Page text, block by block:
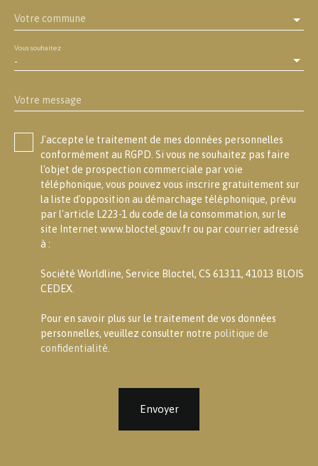
Votre commune
-
Vous souhaitez
Votre message
J'accepte le traitement de mes données personnelles
conformément au RGPD. Si vous ne souhaitez pas faire
l'objet de prospection commerciale par voie
téléphonique, vous pouvez vous inscrire gratuitement sur
la liste d'opposition au démarchage téléphonique, prévu
par l'article L223-1 du code de la consommation, sur le
site Internet www.bloctel.gouv.fr ou par courrier adressé
à :
Société Worldline, Service Bloctel, CS 61311, 41013 BLOIS
CEDEX.
Pour en savoir plus sur le traitement de vos données
personnelles, veuillez consulter notre politique de
confidentialité
Envoyer